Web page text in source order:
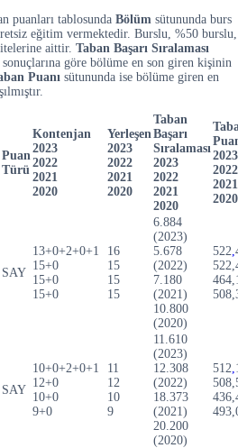
puanları tablosunda Bölüm sütununda burs
eğitim vermektedir. Burslu, %50 burslu,
aittir. Taban Başarı Sıralaması
göre bölüme en son giren kişinin
Puanı sütununda ise bölüme giren en
Puan
Türü
Kontenjan
2023
2022
2021
2020
Yerleşen
2023
2022
2021
2020
Taban
Başarı
Sıralaması
2023
2022
2021
2020
2023
2022
2021
2020
SAY
13+0+2+0+1
15+0
15+0
15+0
16
15
15
15
6.884
(2023)
5.678
(2022)
7.180
(2021)
10.800
(2020)
522
SAY
10+0+2+0+1
12+0
10+0
9+0
11
12
10
9
11.610
(2023)
12.308
(2022)
18.373
(2021)
20.200
(2020)
512